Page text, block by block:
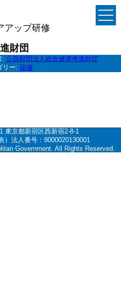
アップ研修
財団
: 公益財団法人総合健康推進財団
リー: 研修
東京都新宿区西新宿2-8-1
）法人番号：8000020130001
Government. All Rights Reserved.